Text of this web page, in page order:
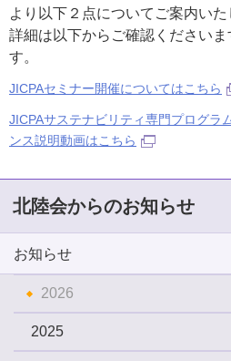
より以下２点についてご案内いた
詳細は以下からご確認ください
す。
JICPAセミナー開催についてはこちら
JICPAサステナビリティ専門プログラ
ンス説明動画はこちら
北陸会からのお知らせ
お知らせ
2026
2025